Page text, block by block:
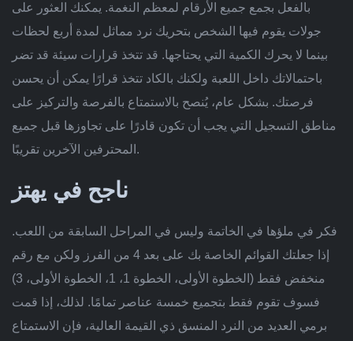
بالفعل بجمع جميع الأرقام لمعظم النغمة. يمكنك العثور على
جولات يقوم فيها الشخص بتحريك نرد مماثل لمدة أربع لحظات
بينما لا يحرك الكمية التي يحتاجها. قد تتخذ قرارات سيئة قد تضر
باحتمالاتك داخل اللعبة ولكنك بالكاد تتخذ قرارًا يمكن أن يحسن
فرصتك. بشكل عام، يُنصح بالاستمتاع بالفرصة والتركيز على
مناطق التسجيل التي يجب أن تكون قادرًا على تجاوزها قبل جميع
المحترفين الآخرين تقريبًا.
ناجح في يهتز
فكر في ملؤها في الخاتمة وليس في المراحل السابقة من اللعب.
إذا جعلتك القوائم الخاصة بك على بعد 4 من الفرز ولكن مع رقم
منخفض فقط (الخطوة الأولى، الخطوة 1، 1، الخطوة الأولى، 3)
فسوف تقوم فقط بتجميع خمسة عناصر تمامًا. لذلك، إذا قمت
برمي العديد من النرد المنسق ذي القيمة العالية، فإن الاستمتاع